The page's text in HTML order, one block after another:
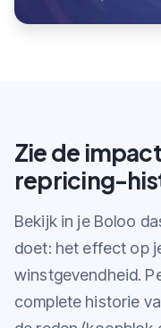
Zie de
repricing-
Bekijk in je Boloo
doet: het effect op
winstgevendheid.
complete historie